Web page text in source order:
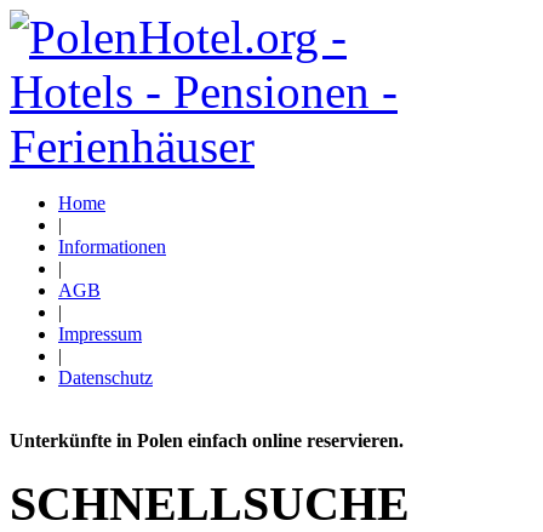
Home
|
Informationen
|
AGB
|
Impressum
|
Datenschutz
Unterkünfte in Polen einfach online reservieren.
SCHNELLSUCHE